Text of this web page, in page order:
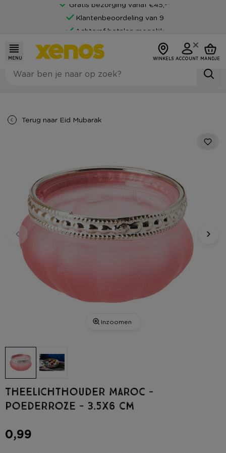
Gratis bezorging vanaf €45,-*
Klantenbeoordeling van 9
Achteraf betalen mogelijk
MENU WINKELS ACCOUNT MANDJE
Terug naar Eid Mubarak
Inzoomen
Theelichthouder Maroc -
poederroze - 3.5x6 cm
0,99